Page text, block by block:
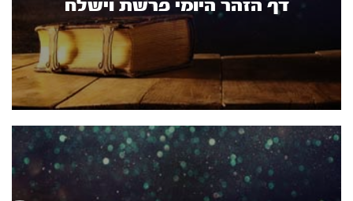
דף הזהר היומי פרשת וישלח